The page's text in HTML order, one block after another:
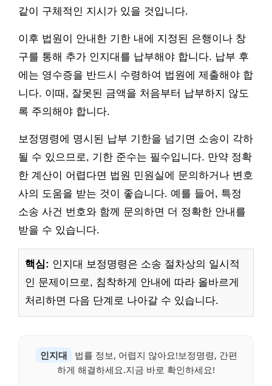
같이 구체적인 지시가 있을 것입니다.
이후 법원이 안내한 기한 내에 지정된 은행이나 창
구를 통해 추가 인지대를 납부해야 합니다. 납부 후
에는 영수증을 반드시 수령하여 법원에 제출해야 합
니다. 이때, 잘못된 금액을 처음부터 납부하지 않도
록 주의해야 합니다.
보정명령에 명시된 납부 기한을 넘기면 소송이 각하
될 수 있으므로, 기한 준수는 필수입니다. 만약 정확
한 계산이 어렵다면 법원 민원실에 문의하거나 변호
사의 도움을 받는 것이 좋습니다. 예를 들어, 특정
소송 사건 번호와 함께 문의하면 더 정확한 안내를
받을 수 있습니다.
핵심: 인지대 보정명령은 소송 절차상의 일시적
인 문제이므로, 침착하게 안내에 따라 올바르게
처리하면 다음 단계로 나아갈 수 있습니다.
인지대
법률 정보, 어렵지 않아요!보정명령, 간편
하게 해결하세요.지금 바로 확인하세요!